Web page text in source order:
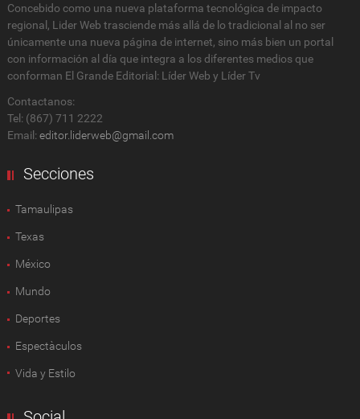
Concebido como una nueva plataforma tecnológica de impacto
regional, Lider Web trasciende más allá de lo tradicional al no ser
únicamente una nueva página de internet, sino más bien un portal
con información al día que integra a los diferentes medios que
conforman El Grande Editorial: Líder Web y Líder Tv
Contactanos:
Tel: (867) 711 2222
Email: editor.liderweb@gmail.com
Secciones
Tamaulipas
Texas
México
Mundo
Deportes
Espectàculos
Vida y Estilo